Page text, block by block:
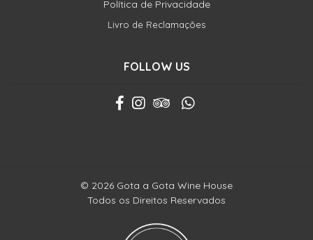
Política de Privacidade
Livro de Reclamações
FOLLOW US
© 2026 Gota a Gota Wine House
Todos os Direitos Reservados